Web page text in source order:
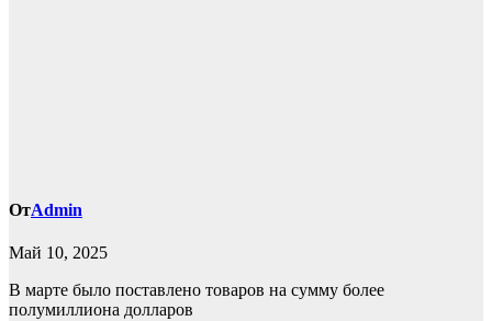
ОтAdmin
Май 10, 2025
В марте было поставлено товаров на сумму более
полумиллиона долларов